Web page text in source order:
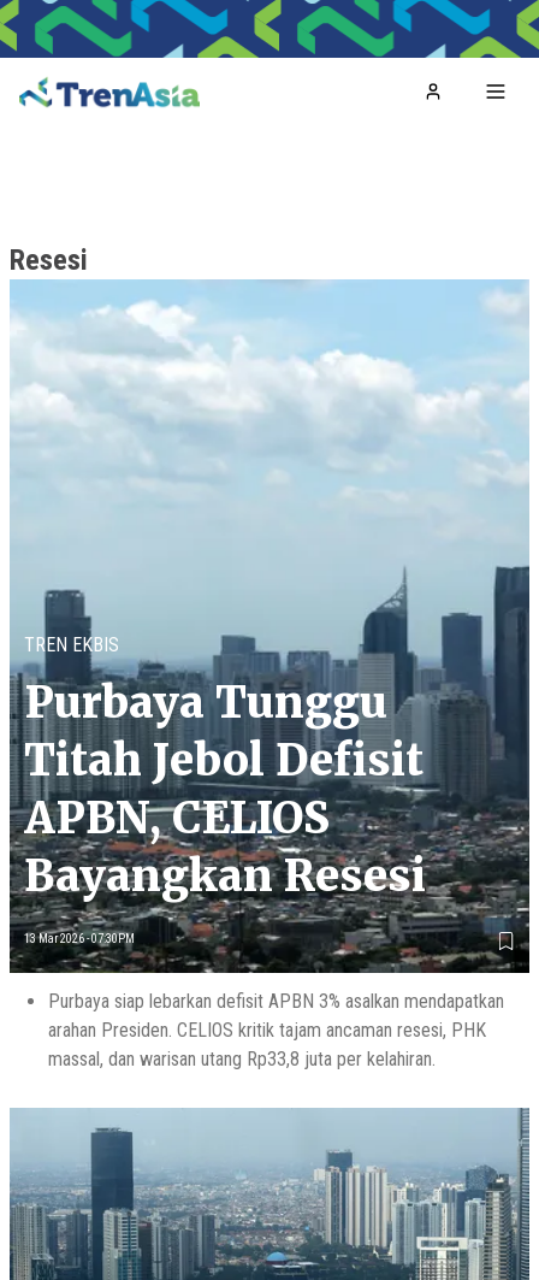
Home
Resesi
TREN EKBIS
Purbaya Tunggu
Titah Jebol Defisit
APBN, CELIOS
Bayangkan Resesi
13 Mar 2026 - 07:30PM
Purbaya siap lebarkan defisit APBN 3% asalkan mendapatkan
arahan Presiden. CELIOS kritik tajam ancaman resesi, PHK
massal, dan warisan utang Rp33,8 juta per kelahiran.